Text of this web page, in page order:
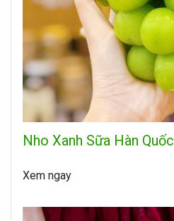
Nho Xanh Sữa Hàn Quốc
Xem ngay